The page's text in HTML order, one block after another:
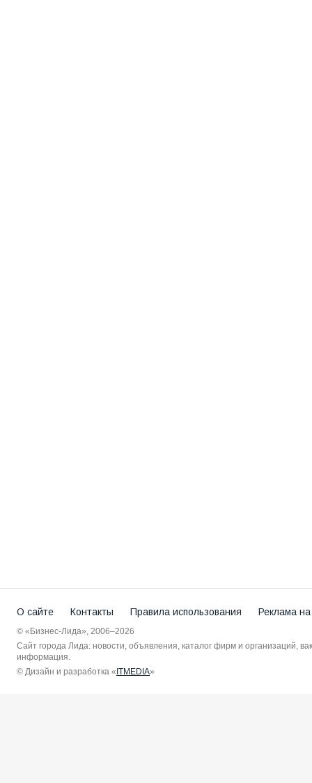
О сайте Контакты Правила использования Реклама
© «Бизнес-Лида», 2006–2026
Сайт города Лида: новости, объявления, каталог фирм и организаций,
информация.
© Дизайн и разработка «ITMEDIA»